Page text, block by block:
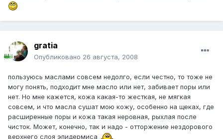
gratia
Опубликовано 26 августа, 2008
пользуюсь маслами совсем недолго, если честно, то тоже не
могу понять, подходит мне масло или нет, забивает поры или
нет. Но мне кажется, кожа какая-то жесткая, не мягкая
совсем, и что масла сушат мою кожу, особенно на щеках, где
расширенные поры и кожа такая неровная, рыхлая после
чисток. Может, конечно, так и надо - отторжение нездорового
верхнего слоя эпидермиса